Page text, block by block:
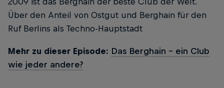
Über den Anteil von Ostgut und Berghain für den
Ruf Berlins als Techno-Hauptstadt
Mehr zu dieser Episode: Das Berghain - ein Club
wie jeder andere?